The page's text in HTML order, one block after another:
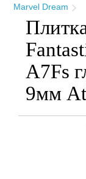
Marvel Dream
A7Fs
9мм